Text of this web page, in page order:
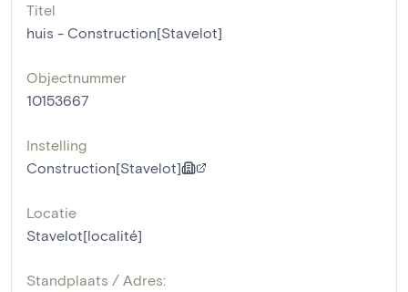
Titel
huis - Construction[Stavelot]
Objectnummer
10153667
Instelling
Construction[Stavelot]
Locatie
Stavelot[localité]
Standplaats / Adres: